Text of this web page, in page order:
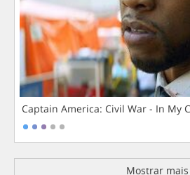
Captain America: Civil War - In My
Mostrar mais